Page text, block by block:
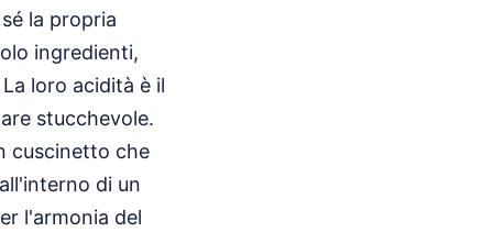
la propria
ingredienti,
loro acidità è il
stucchevole.
cuscinetto che
di un
l'armonia del